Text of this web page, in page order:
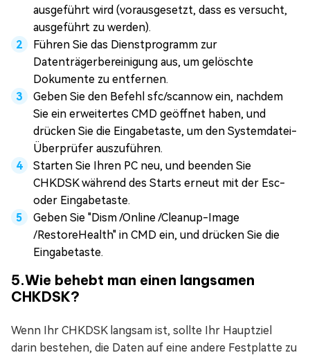
ausgeführt wird (vorausgesetzt, dass es versucht,
ausgeführt zu werden).
Führen Sie das Dienstprogramm zur
Datenträgerbereinigung aus, um gelöschte
Dokumente zu entfernen.
Geben Sie den Befehl sfc/scannow ein, nachdem
Sie ein erweitertes CMD geöffnet haben, und
drücken Sie die Eingabetaste, um den Systemdatei-
Überprüfer auszuführen.
Starten Sie Ihren PC neu, und beenden Sie
CHKDSK während des Starts erneut mit der Esc-
oder Eingabetaste.
Geben Sie "Dism /Online /Cleanup-Image
/RestoreHealth" in CMD ein, und drücken Sie die
Eingabetaste.
5.Wie behebt man einen langsamen
CHKDSK?
Wenn Ihr CHKDSK langsam ist, sollte Ihr Hauptziel
darin bestehen, die Daten auf eine andere Festplatte zu